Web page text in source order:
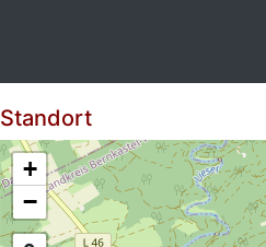
Standort
+
−